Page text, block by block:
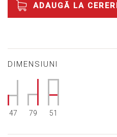
ADAUGĂ LA
DIMENSIUNI
47 79 51